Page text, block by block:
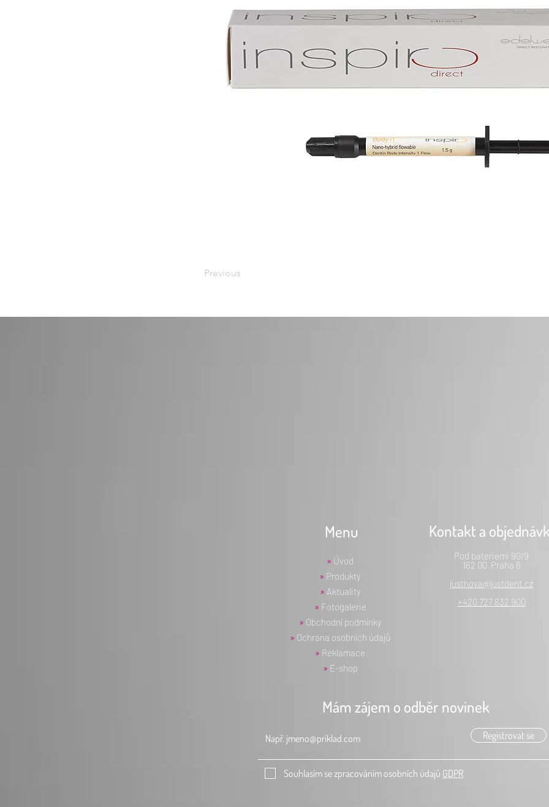
Previous
Menu
» Úvod
» Produkty
» Aktuality
» Fotogalerie
» Obchodní podmínky
» Ochrana osobních údajů
» Reklamace
» E-shop
Kontakt a
Pod bateriemi 90/9
162 00 Praha 6
justhova@justdent.cz
+420 727 832 900
Mám zájem o odběr novinek
Registrovat se
Souhlasím se zpracováním osobních údajů GDPR